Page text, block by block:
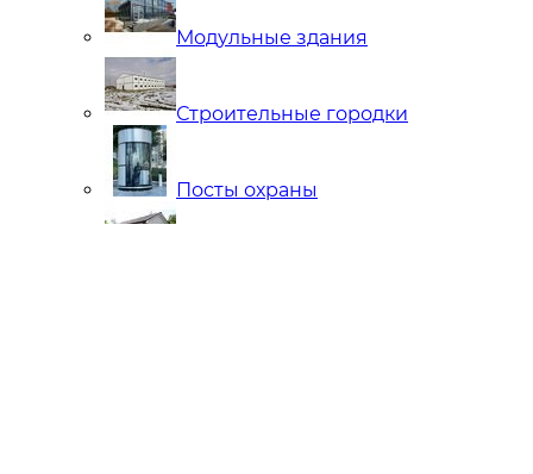
Модульные здания
Строительные городки
Посты охраны